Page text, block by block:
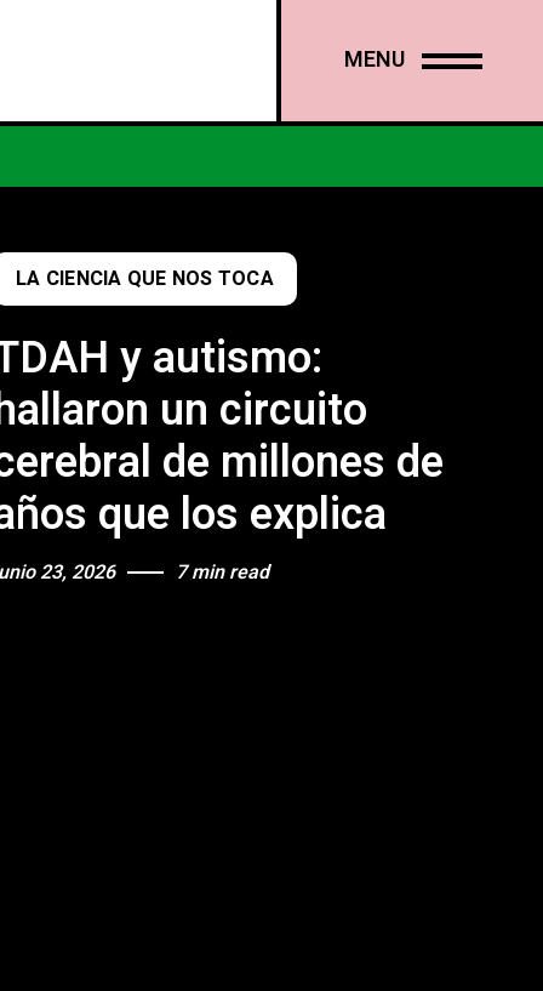
MENU
LA CIENCIA QUE NOS TOCA
y autismo:
un circuito
de millones de
que los explica
23, 2026 7 min read